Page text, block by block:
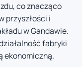
co znacząco
przyszłości i
w Gandawie.
fabryki
ekonomiczną.